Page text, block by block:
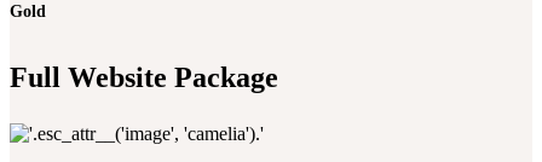
Gold
Full Website Package